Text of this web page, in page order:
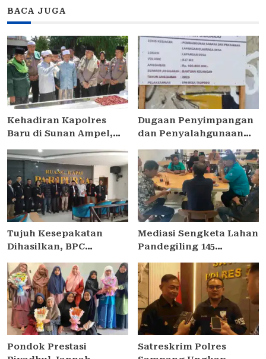
BACA JUGA
Kehadiran Kapolres
Baru di Sunan Ampel,
Teguhkan Sinergi Polri
dan Ulama
Dugaan Penyimpangan
dan Penyalahgunaan
Tropodo . Kec Waru .
Kab . Sidoarjo
Tujuh Kesepakatan
Dihasilkan, BPC
Perkuat Kolaborasi
dengan DPRD
Mediasi Sengketa Lahan
Pandegiling 145
Deadlock, Polrestabes
Imbau Kedua Pihak
Jaga Kamtibmas
Pondok Prestasi
Satreskrim Polres